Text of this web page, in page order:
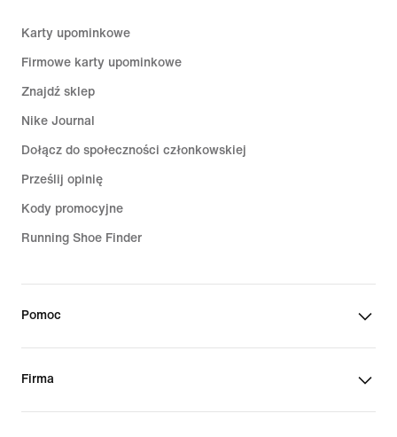
Karty upominkowe
Firmowe karty upominkowe
Znajdź sklep
Nike Journal
Dołącz do społeczności członkowskiej
Prześlij opinię
Kody promocyjne
Running Shoe Finder
Pomoc
Firma